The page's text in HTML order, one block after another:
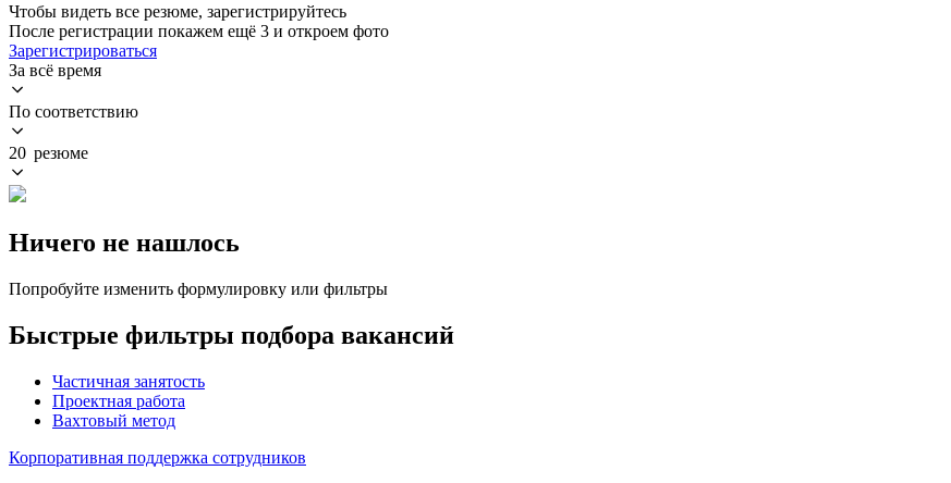
Чтобы видеть все резюме, зарегистрируйтесь
После регистрации покажем ещё 3 и откроем фото
Зарегистрироваться
За всё время
По соответствию
20 резюме
Ничего не нашлось
Попробуйте изменить формулировку или фильтры
Быстрые фильтры подбора вакансий
Частичная занятость
Проектная работа
Вахтовый метод
Корпоративная поддержка сотрудников